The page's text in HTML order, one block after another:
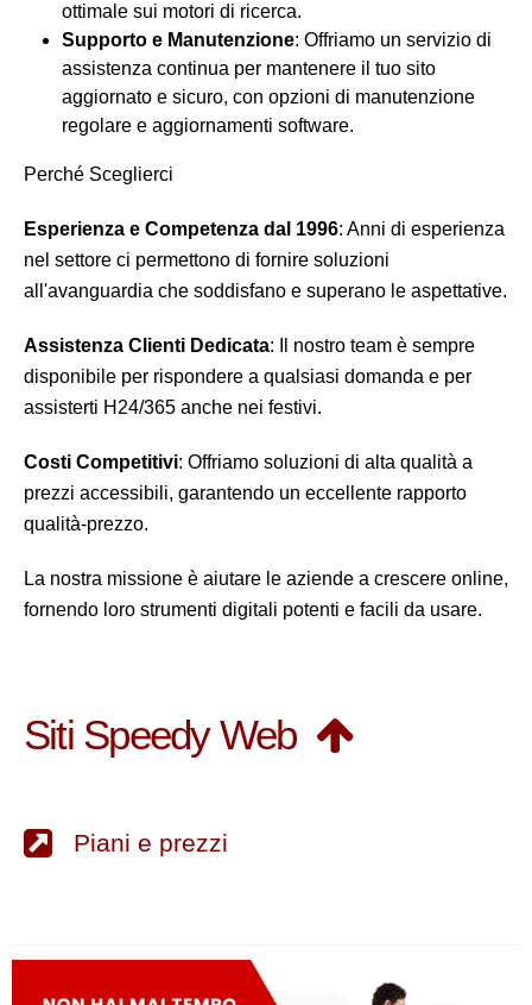
ottimale sui motori di ricerca.
Supporto e Manutenzione: Offriamo un servizio di
assistenza continua per mantenere il tuo sito
aggiornato e sicuro, con opzioni di manutenzione
regolare e aggiornamenti software.
Perché Sceglierci
Esperienza e Competenza dal 1996: Anni di esperienza
nel settore ci permettono di fornire soluzioni
all'avanguardia che soddisfano e superano le aspettative.
Assistenza Clienti Dedicata: Il nostro team è sempre
disponibile per rispondere a qualsiasi domanda e per
assisterti H24/365 anche nei festivi.
Costi Competitivi: Offriamo soluzioni di alta qualità a
prezzi accessibili, garantendo un eccellente rapporto
qualità-prezzo.
La nostra missione è aiutare le aziende a crescere online,
fornendo loro strumenti digitali potenti e facili da usare.
Siti Speedy Web
Piani e prezzi